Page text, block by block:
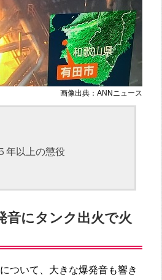
画像出典：ANNニュース
年以上の懲役
音にタンク出火で火
ついて、大きな爆発音も響き